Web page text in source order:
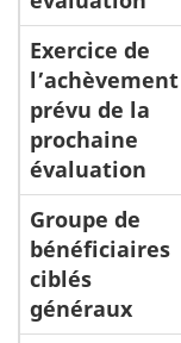
Exercice de
l’achèvement
prévu de la
prochaine
évaluation
Groupe de
bénéficiaires
ciblés
généraux